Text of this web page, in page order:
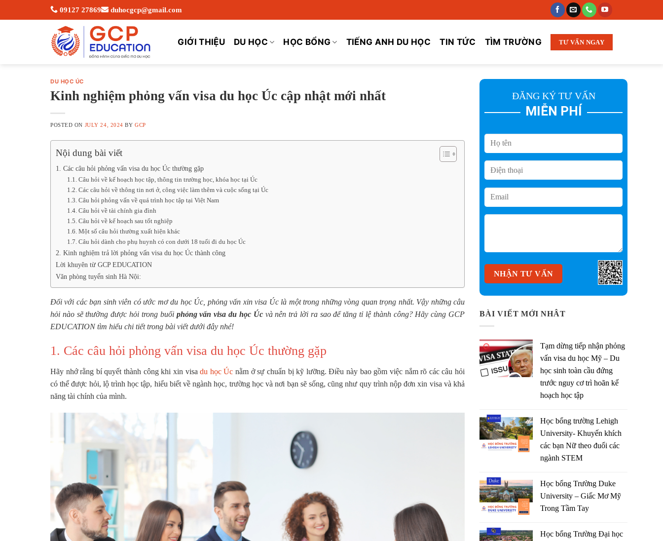
to
09127 27869 duhocgcp@gmail.com
GIỚI THIỆU DU HỌC HỌC BỔNG TIẾNG ANH DU HỌC TIN TỨC TÌM TRƯỜNG TƯ VẤN NGAY
DU HỌC ÚC
Kinh nghiệm phỏng vấn visa du học Úc cập nhật mới nhất
POSTED ON JULY 24, 2024 BYGCP
Nội dung bài viết
1. Các câu hỏi phỏng vấn visa du học Úc thường gặp
1.1. Câu hỏi về kế hoạch học tập, thông tin trường học, khóa học tại Úc
1.2. Các câu hỏi về thông tin nơi ở, công việc làm thêm và cuộc sống tại Úc
1.3. Câu hỏi phỏng vấn về quá trình học tập tại Việt Nam
1.4. Câu hỏi về tài chính gia đình
1.5. Câu hỏi về kế hoạch sau tốt nghiệp
1.6. Một số câu hỏi thường xuất hiện khác
1.7. Câu hỏi dành cho phụ huynh có con dưới 18 tuổi đi du học Úc
2. Kinh nghiệm trả lời phỏng vấn visa du học Úc thành công
Lời khuyên từ GCP EDUCATION
Văn phòng tuyển sinh Hà Nội:
Đối với các bạn sinh viên có ước mơ du học Úc, phỏng vấn xin visa Úc là một trong những vòng quan trọng nhất. Vậy những câu
hỏi nào sẽ thường được hỏi trong buổi phỏng vấn visa du học Úcvà nên trả lời ra sao để tăng tỉ lệ thành công? Hãy cùng GCP
EDUCATION tìm hiểu chi tiết trong bài viết dưới đây nhé!
1. Các câu hỏi phỏng vấn visa du học Úc thường gặp
Hãy nhớ rằng bí quyết thành công khi xin visadu học Úc nằm ở sự chuẩn bị kỹ lưỡng. Điều này bao gồm việc nắm rõ các câu hỏi
có thể được hỏi, lộ trình học tập, hiểu biết về ngành học, trường học và nơi bạn sẽ sống, cũng như quy trình nộp đơn xin visa và khả
năng tài chính của mình.
ĐĂNG KÝ TƯ VẤN
MIỄN PHÍ
BÀI VIẾT MỚI NHÂT
Tạm dừng tiếp nhận phỏng
vấn visa du học Mỹ – Du
học sinh toàn cầu đứng
trước nguy cơ trì hoãn kế
hoạch học tập
Học bổng trường Lehigh
University- Khuyến khích
các bạn Nữ theo đuổi các
ngành STEM
Học bổng Trường Duke
University – Giấc Mơ Mỹ
Trong Tầm Tay
Học bổng Trường Đại học